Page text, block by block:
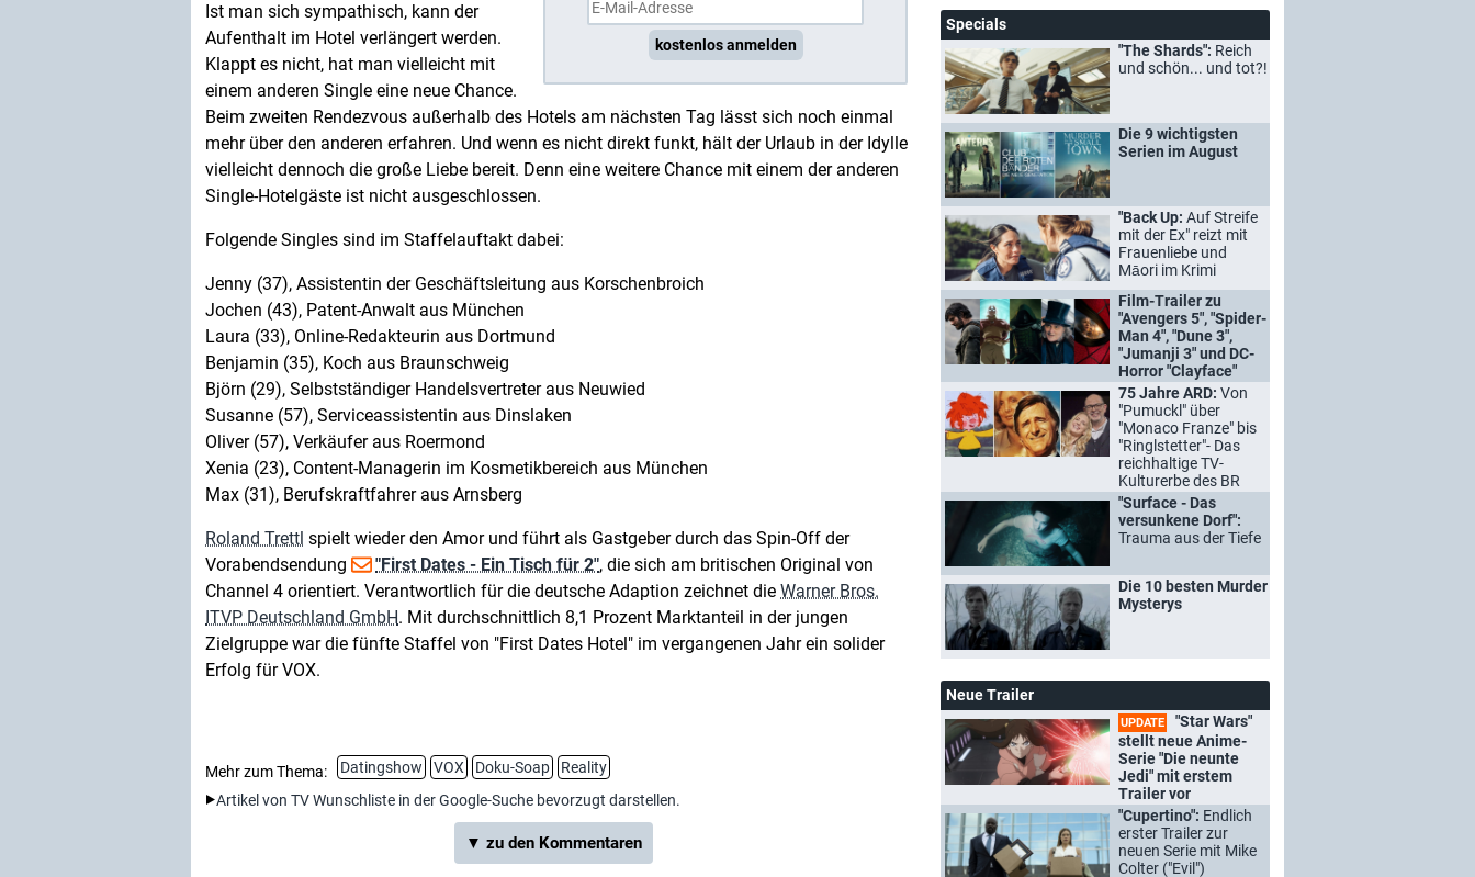
kostenlos anmelden
Ist man sich sympathisch, kann der
Aufenthalt im Hotel verlängert werden.
Klappt es nicht, hat man vielleicht mit
einem anderen Single eine neue Chance.
Beim zweiten Rendezvous außerhalb des Hotels am nächsten Tag lässt sich noch einmal
mehr über den anderen erfahren. Und wenn es nicht direkt funkt, hält der Urlaub in der Idylle
vielleicht dennoch die große Liebe bereit. Denn eine weitere Chance mit einem der anderen
Single-Hotelgäste ist nicht ausgeschlossen.
Folgende Singles sind im Staffelauftakt dabei:
Jenny (37), Assistentin der Geschäftsleitung aus Korschenbroich
Jochen (43), Patent-Anwalt aus München
Laura (33), Online-Redakteurin aus Dortmund
Benjamin (35), Koch aus Braunschweig
Björn (29), Selbstständiger Handelsvertreter aus Neuwied
Susanne (57), Serviceassistentin aus Dinslaken
Oliver (57), Verkäufer aus Roermond
Xenia (23), Content-Managerin im Kosmetikbereich aus München
Max (31), Berufskraftfahrer aus Arnsberg
Roland Trettl spielt wieder den Amor und führt als Gastgeber durch das Spin-Off der
Vorabendsendung
"First Dates - Ein Tisch für 2", die sich am britischen Original von
Channel 4 orientiert. Verantwortlich für die deutsche Adaption zeichnet die Warner Bros.
ITVP Deutschland GmbH. Mit durchschnittlich 8,1 Prozent Marktanteil in der jungen
Zielgruppe war die fünfte Staffel von "First Dates Hotel" im vergangenen Jahr ein solider
Erfolg für VOX.
Mehr zum Thema: Datingshow VOX Doku-Soap
Reality
Artikel von TV Wunschliste in der Google-Suche bevorzugt darstellen.
▼ zu den Kommentaren
Specials
"The Shards": Reich
und schön... und tot?!
Die 9 wichtigsten
Serien im August
"Back Up: Auf Streife
mit der Ex" reizt mit
Frauenliebe und
Māori im Krimi
Film-Trailer zu
"Avengers 5", "Spider-
Man 4", "Dune 3",
"Jumanji 3" und DC-
Horror "Clayface"
75 Jahre ARD: Von
"Pumuckl" über
"Monaco Franze" bis
"Ringlstetter"- Das
reichhaltige TV-
Kulturerbe des BR
"Surface - Das
versunkene Dorf":
Trauma aus der Tiefe
Die 10 besten Murder
Mysterys
Neue Trailer
UPDATE
"Star Wars"
stellt neue Anime-
Serie "Die neunte
Jedi" mit erstem
Trailer vor
"Cupertino": Endlich
erster Trailer zur
neuen Serie mit Mike
Colter ("Evil")